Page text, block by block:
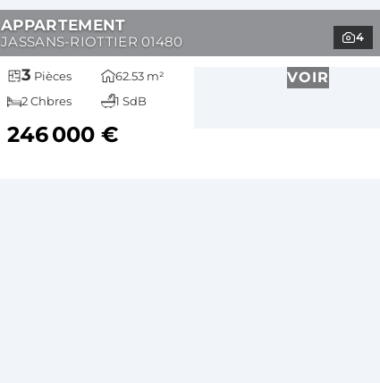
4
APPARTEMENT
JASSANS-RIOTTIER 01480
3 Pièces
62.53 m²
2 Chbres
1 SdB
246 000 €
VOIR